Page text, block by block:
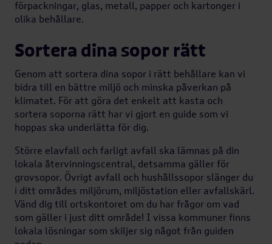
Ta hand om din
lägenhet
utrymmen
Balkong & utemiljö
förpackningar, glas, metall, papper och kartonger i
olika behållare.
Sortera dina sopor rätt
Genom att sortera dina sopor i rätt behållare kan vi
bidra till en bättre miljö och minska påverkan på
klimatet. För att göra det enkelt att kasta och
sortera soporna rätt har vi gjort en guide som vi
hoppas ska underlätta för dig.
Större elavfall och farligt avfall ska lämnas på din
lokala återvinningscentral, detsamma gäller för
grovsopor. Övrigt avfall och hushållssopor slänger du
i ditt områdes miljörum, miljöstation eller avfallskärl.
Vänd dig till ortskontoret om du har frågor om vad
som gäller i just ditt område! I vissa kommuner finns
lokala lösningar som skiljer sig något från guiden